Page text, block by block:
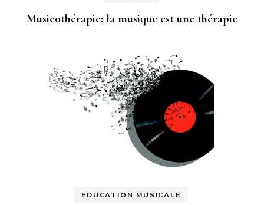
Musicothérapie: la musique est une thérapie
EDUCATION MUSICALE